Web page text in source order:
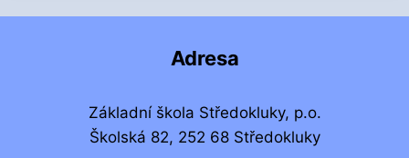
Adresa
Základní škola Středokluky, p.o.
Školská 82, 252 68 Středokluky